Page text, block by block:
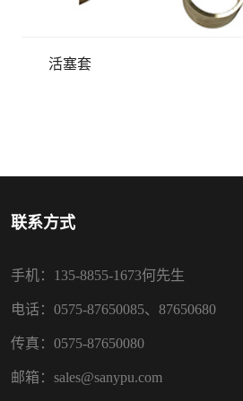
活塞套
联系方式
手机：135-8855-1673何先生
电话：0575-87650085、87650680
传真：0575-87650080
邮箱：sales@sanypu.com